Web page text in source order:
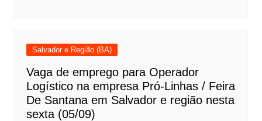
Salvador e Região (BA)
Vaga de emprego para Operador
Logístico na empresa Pró-Linhas / Feira
De Santana em Salvador e região nesta
sexta (05/09)